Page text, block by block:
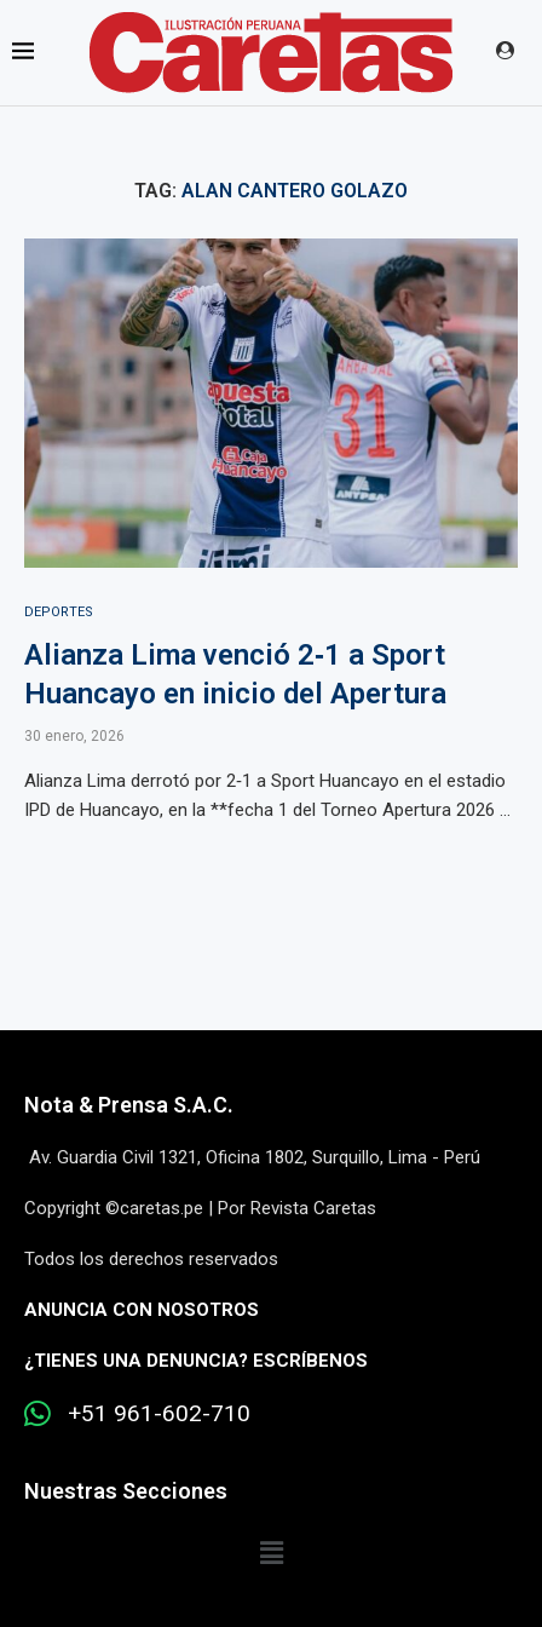
TAG: ALAN CANTERO GOLAZO
DEPORTES
Alianza Lima venció 2‑1 a Sport
Huancayo en inicio del Apertura
30 enero, 2026
Alianza Lima derrotó por 2‑1 a Sport Huancayo en el estadio
IPD de Huancayo, en la **fecha 1 del Torneo Apertura 2026 ...
Nota & Prensa S.A.C.
Av. Guardia Civil 1321, Oficina 1802, Surquillo, Lima - Perú
Copyright ©caretas.pe | Por Revista Caretas
Todos los derechos reservados
ANUNCIA CON NOSOTROS
¿TIENES UNA DENUNCIA? ESCRÍBENOS
+51 961-602-710
Nuestras Secciones